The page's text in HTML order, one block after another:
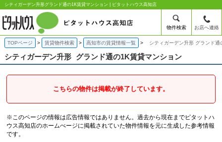
シティガーデン升形グランド通の1K賃貸マンション | ピタットハウス高知店
物件検索 お店へ連絡
TOPページ 賃貸物件検索 高知市の賃貸情報一覧 シティガーデン升形 グランド通
シティガーデン升形 グランド通の1K賃貸マンション
こちらの物件は掲載が終了しています。
※このページの情報は広告情報ではありません。過去から現在までピタットハ
ウス高知店のホームぺージに掲載されていた物件情報を元に生成した参考情報
です。